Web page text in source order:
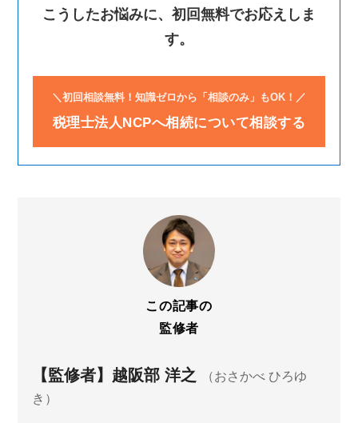
こうしたお悩みに、初回無料でお応えしま
す。
＼初回相談無料！知識ゼロから「相談のみ」もOK！／
税理士法人NCPへ相続について相談する
この記事の
監修者
【監修者】越阪部 洋之
（おさかべ ひろゆ
き）